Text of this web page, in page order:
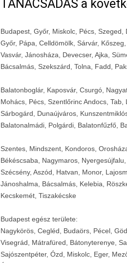
TANÁCSADÁS a
Budapest, Győr, Miskolc, Pécs,
Győr, Pápa, Celldömölk, Sárvár,
Vasvár, Jánosháza, Devecser, Ajka,
Bácsalmás, Szekszárd, Tolna, Fadd,
Balatonboglár, Kaposvár, Csurgó,
Mohács, Pécs, Szentlőrinc Andocs,
Sárbogárd, Dunaújváros,
Balatonalmádi, Polgárdi, Balatonfűzfő,
Szentes, Mindszent, Kondoros,
Békéscsaba, Nagymaros,
Szécsény, Aszód, Hatvan, Monor,
Jánoshalma, Bácsalmás, Kelebia,
Kecskemét, Tiszakécske
Budapest egész területe:
Nagykörös, Cegléd, Budaörs, Pécel,
Visegrád, Mátrafüred, Bátonyterenye,
Sajószentpéter, Ózd, Miskolc, Eger,